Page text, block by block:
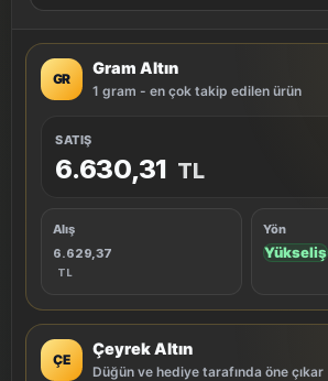
GR
Gram Altın
1 gram - en çok takip edilen ürün
SATIŞ
6.630,31 TL
Alış
6.629,37
TL
Yön
Yükseliş
ÇE
Çeyrek Altın
Düğün ve hediye tarafında öne çıkar